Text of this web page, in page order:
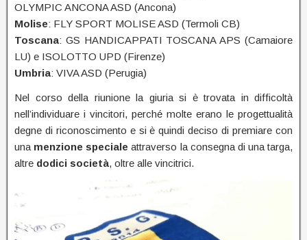
OLYMPIC ANCONA ASD (Ancona)
Molise: FLY SPORT MOLISE ASD (Termoli CB)
Toscana: GS HANDICAPPATI TOSCANA APS (Camaiore
LU) e ISOLOTTO UPD (Firenze)
Umbria: VIVA ASD (Perugia)
Nel corso della riunione la giuria si è trovata in difficoltà
nell’individuare i vincitori, perché molte erano le progettualità
degne di riconoscimento e si è quindi deciso di premiare con
una menzione speciale attraverso la consegna di una targa,
altre dodici società, oltre alle vincitrici.